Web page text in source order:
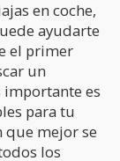
en coche,
ayudarte
el primer
un
importante es
para tu
que mejor se
los